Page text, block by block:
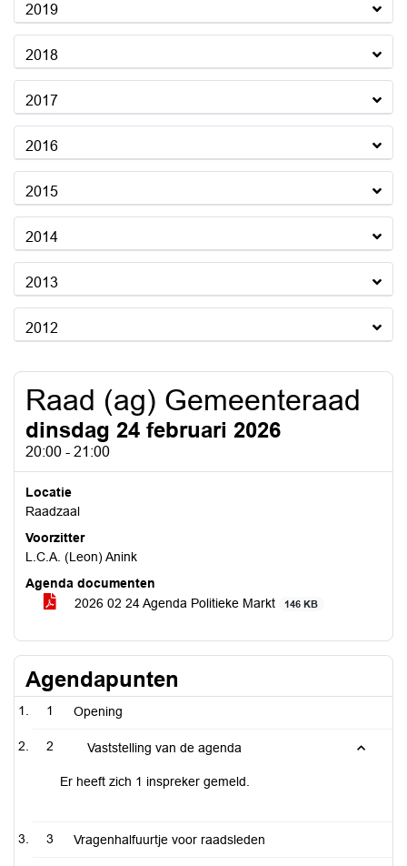
2019
2018
2017
2016
2015
2014
2013
2012
Raad (ag) Gemeenteraad
dinsdag 24 februari 2026
20:00 - 21:00
Locatie
Raadzaal
Voorzitter
L.C.A. (Leon) Anink
Agenda documenten
2026 02 24 Agenda Politieke Markt
146 KB
Agendapunten
1 Opening
2 Vaststelling van de agenda
Er heeft zich 1 inspreker gemeld.
3 Vragenhalfuurtje voor raadsleden